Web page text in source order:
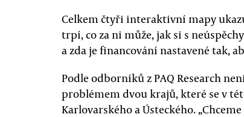
Celkem čtyři interaktivní mapy
trpí, co za ni může, jak si s
a zda je financování nastavené tak,
Podle odborníků z PAQ Research
problémem dvou krajů, které se v
Karlovarského a Ústeckého.